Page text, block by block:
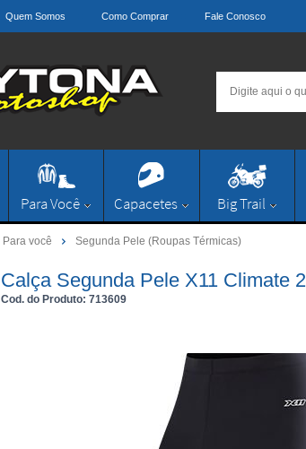
Quem Somos Como Comprar Fale Conosco
Para Você Capacetes Big Trail
Para você Segunda Pele (Roupas Térmicas)
Calça Segunda Pele X11 Climate 2
Cod. do Produto: 713609